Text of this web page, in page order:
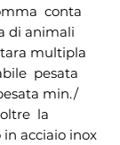
conta
di animali
multipla
pesata
min./
la
acciaio inox